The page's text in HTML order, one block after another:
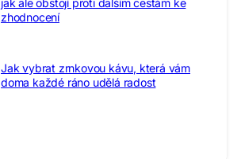
jak ale obstojí proti dalším cestám ke
zhodnocení
Jak vybrat zrnkovou kávu, která vám
doma každé ráno udělá radost